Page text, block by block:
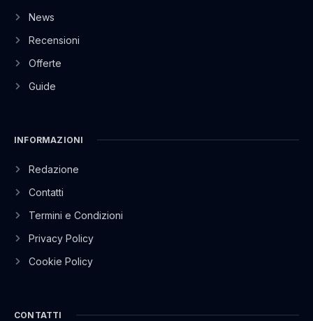
News
Recensioni
Offerte
Guide
INFORMAZIONI
Redazione
Contatti
Termini e Condizioni
Privacy Policy
Cookie Policy
CONTATTI